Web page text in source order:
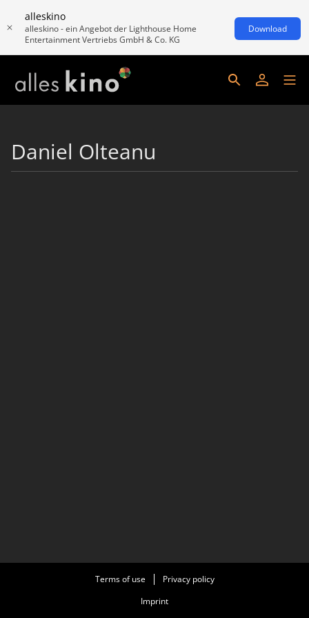
alleskino
alleskino - ein Angebot der Lighthouse Home
Entertainment Vertriebs GmbH & Co. KG
Download
Daniel Olteanu
Terms of use
Privacy policy
Imprint